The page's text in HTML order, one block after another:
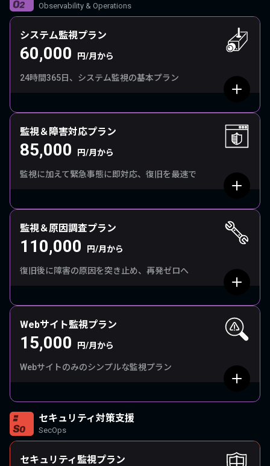
Observability & Operations
システム監視プラン
60,000 円/月から
24時間365日、システム監視の基本プラン
監視＆障害対応プラン
85,000 円/月から
監視に加えて緊急事態に即対応、復旧を最速で
監視＆原因調査プラン
110,000 円/月から
復旧後に障害の原因を突き止め、再発ゼロへ
Webサイト監視プラン
15,000 円/月から
Webサイトのみのシンプルな監視プラン
セキュリティ対策支援
SecOps
セキュリティ監視プラン